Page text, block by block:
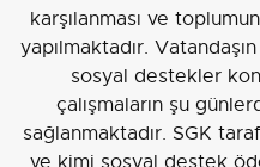
karşılanması ve
yapılmaktadır.
sosyal destekler
çalışmaların şu
sağlanmaktadır. SGK